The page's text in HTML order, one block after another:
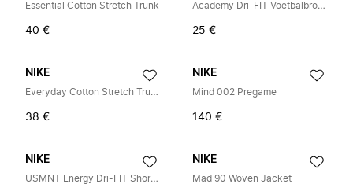
Essential Cotton Stretch Trunk
40 €
Academy Dri-FIT Voetbalbroek
25 €
NIKE
Everyday Cotton Stretch Trunk
38 €
NIKE
Mind 002 Pregame
140 €
NIKE
USMNT Energy Dri-FIT Short-Sleeve Voetbal Top
NIKE
Mad 90 Woven Jacket